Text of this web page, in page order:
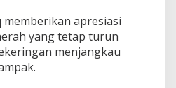
memberikan apresiasi
yang tetap turun
menjangkau